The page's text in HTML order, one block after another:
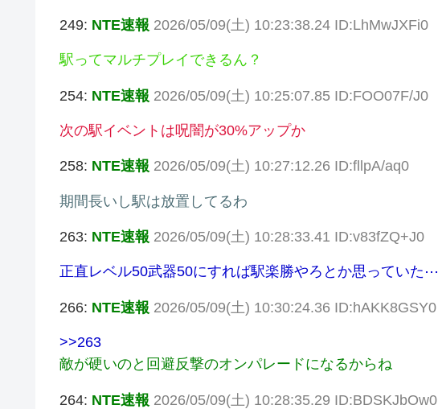
249: NTE速報 2026/05/09(土) 10:23:38.24 ID:LhMwJXFi0
駅ってマルチプレイできるん？
254: NTE速報 2026/05/09(土) 10:25:07.85 ID:FOO07F/J0
次の駅イベントは呪闇が30%アップか
258: NTE速報 2026/05/09(土) 10:27:12.26 ID:fllpA/aq0
期間長いし駅は放置してるわ
263: NTE速報 2026/05/09(土) 10:28:33.41 ID:v83fZQ+J0
正直レベル50武器50にすれば駅楽勝やろとか思っていた⋯
266: NTE速報 2026/05/09(土) 10:30:24.36 ID:hAKK8GSY0
>>263
敵が硬いのと回避反撃のオンパレードになるからね
264: NTE速報 2026/05/09(土) 10:28:35.29 ID:BDSKJbOw0